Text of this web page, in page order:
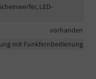
LED-
vorhanden
mit Funkfernbedienung